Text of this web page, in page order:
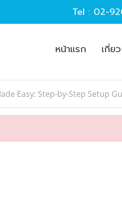
Tel : 02-
หน้าแรก เกี่ย
Easy: Step-by-Step Setup